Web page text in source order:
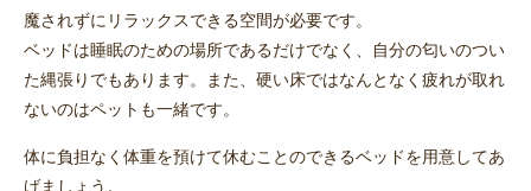
魔されずにリラックスできる空間が必要です。
ベッドは睡眠のための場所であるだけでなく、自分の匂いのつい
た縄張りでもあります。また、硬い床ではなんとなく疲れが取れ
ないのはペットも一緒です。
体に負担なく体重を預けて休むことのできるベッドを用意してあ
げましょう。